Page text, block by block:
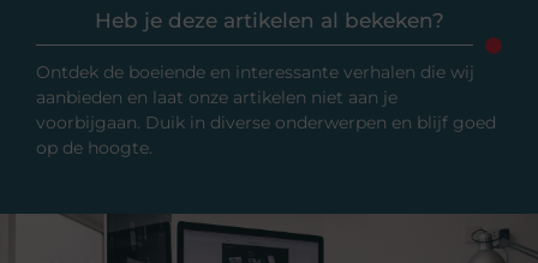
Heb je deze artikelen al bekeken?
Ontdek de boeiende en interessante verhalen die wij
aanbieden en laat onze artikelen niet aan je
voorbijgaan. Duik in diverse onderwerpen en blijf goed
op de hoogte.